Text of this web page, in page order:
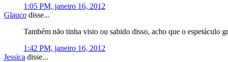
1:05 PM, janeiro 16, 2012
Glauco disse...
Também não tinha visto ou sabido disso, acho que o espetáculo
1:42 PM, janeiro 16, 2012
Jessica disse...